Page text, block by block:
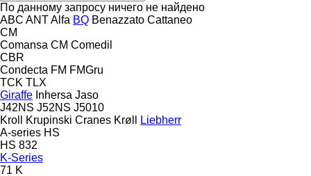
По данному запросу ничего не найдено
ABC ANTAlfa BQ Benazzato Cattaneo
CM
Comansa CM Comedil
CBR
Condecta FM FMGru
TCK TLX
Giraffe Inhersa Jaso
J42NS J52NS J5010
Kroll
Krupinski Cranes Krøll
Liebherr
A-series HS
HS 832
K-Series
71 K